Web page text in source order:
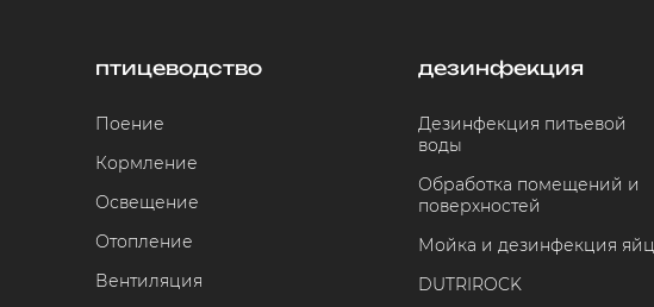
птицеводство
Поение
Кормление
Освещение
Отопление
Вентиляция
дезинфекция
Дезинфекция питьевой
воды
Обработка помещений и
поверхностей
Мойка и дезинфекция
DUTRIROCK